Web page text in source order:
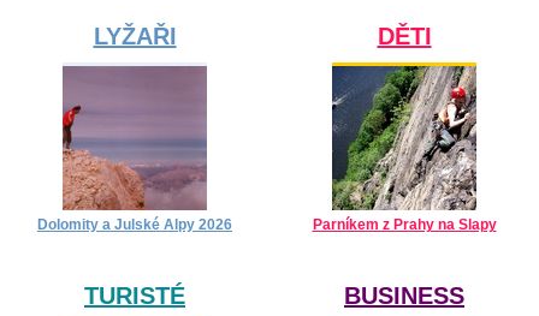
LYŽAŘI
Dolomity a Julské Alpy 2026
DĚTI
Parníkem z Prahy na Slapy
TURISTÉ BUSINESS